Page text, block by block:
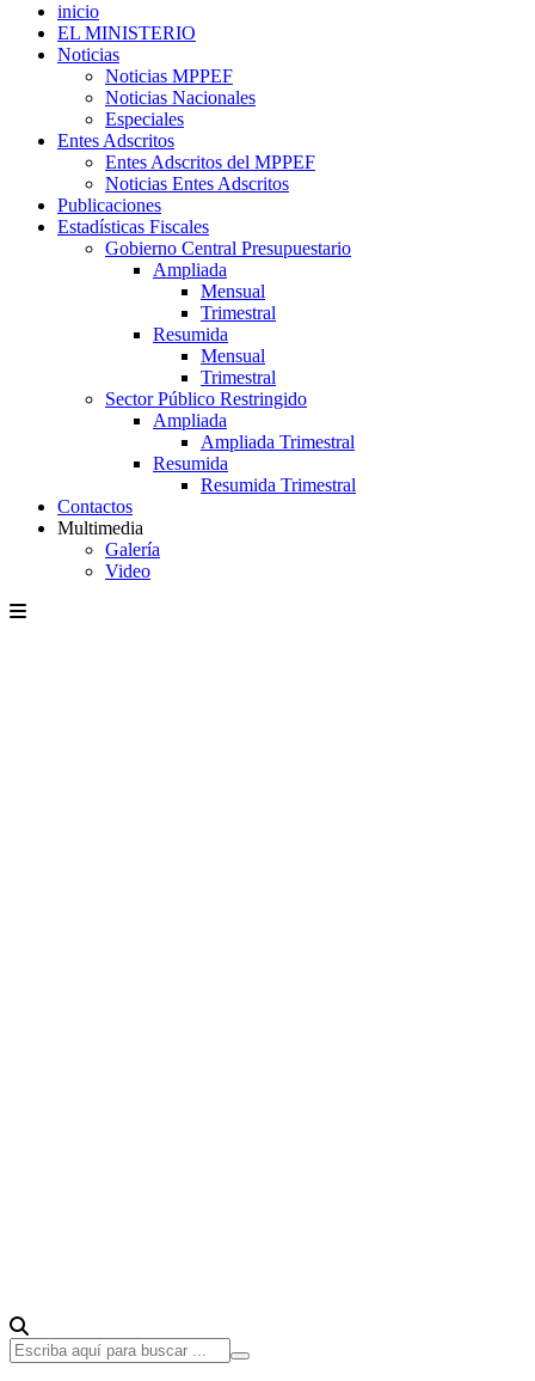
inicio
EL MINISTERIO
Noticias
Noticias MPPEF
Noticias Nacionales
Especiales
Entes Adscritos
Entes Adscritos del MPPEF
Noticias Entes Adscritos
Publicaciones
Estadísticas Fiscales
Gobierno Central Presupuestario
Ampliada
Mensual
Trimestral
Resumida
Mensual
Trimestral
Sector Público Restringido
Ampliada
Ampliada Trimestral
Resumida
Resumida Trimestral
Contactos
Multimedia
Galería
Video